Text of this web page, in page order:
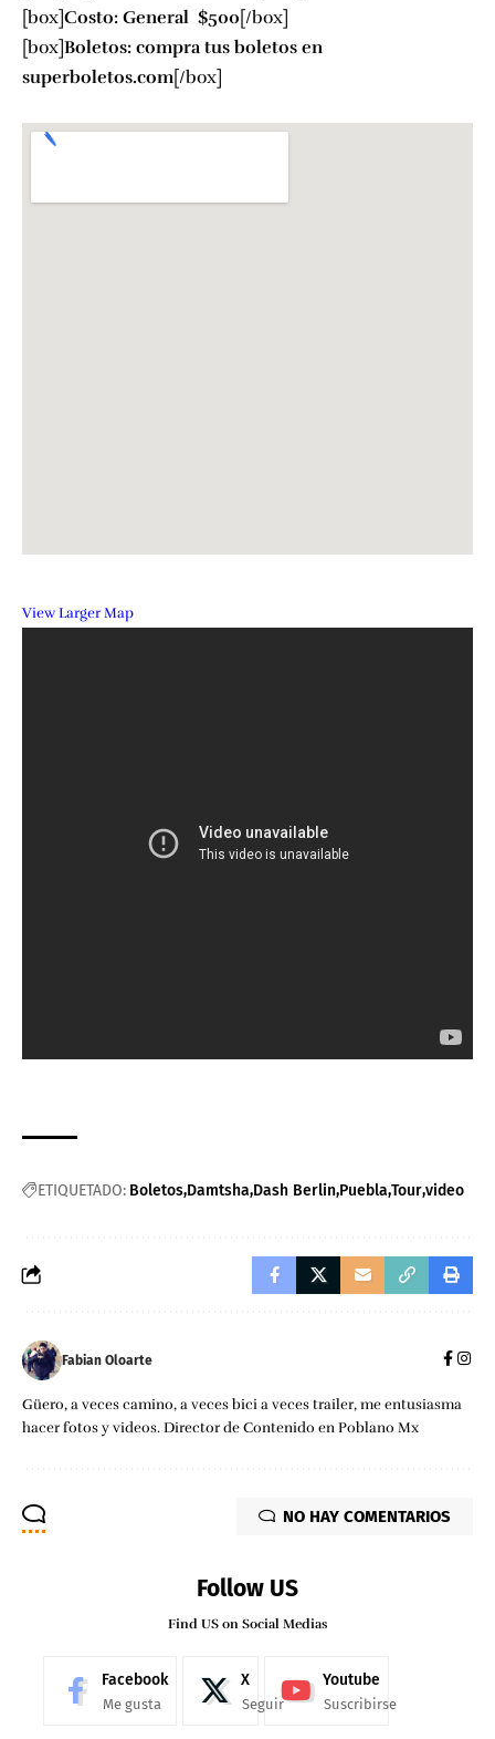
[box]Costo: General $500[/box]
[box]Boletos: compra tus boletos en
superboletos.com[/box]
View Larger Map
ETIQUETADO: Boletos Damtsha Dash Berlin Puebla Tourvideo
Fabian Oloarte
Güero, a veces camino, a veces bici a veces trailer, me entusiasma
hacer fotos y videos. Director de Contenido en Poblano Mx
NO HAY COMENTARIOS
Follow US
Find US on Social Medias
Facebook
Me gusta
X
Seguir
Youtube
Suscribirse